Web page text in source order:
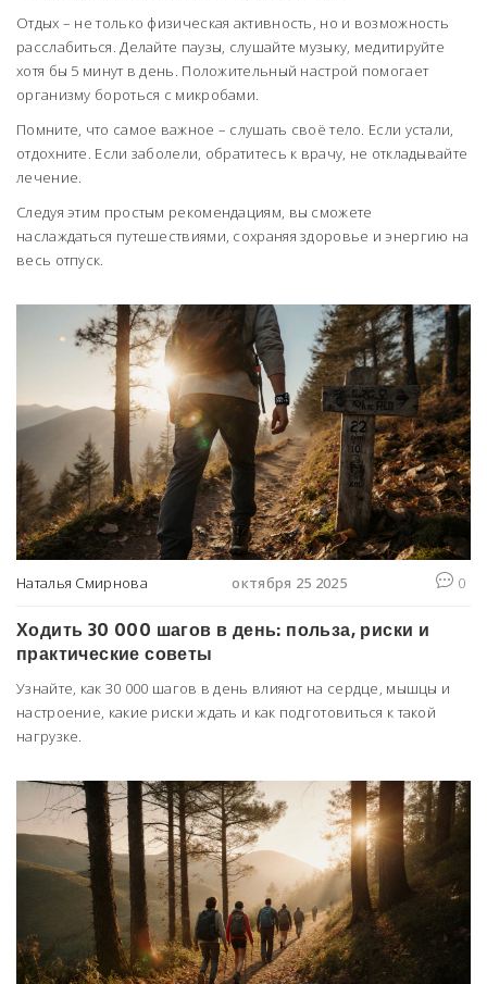
Отдых – не только физическая активность, но и возможность
расслабиться. Делайте паузы, слушайте музыку, медитируйте
хотя бы 5 минут в день. Положительный настрой помогает
организму бороться с микробами.
Помните, что самое важное – слушать своё тело. Если устали,
отдохните. Если заболели, обратитесь к врачу, не откладывайте
лечение.
Следуя этим простым рекомендациям, вы сможете
наслаждаться путешествиями, сохраняя здоровье и энергию на
весь отпуск.
Наталья Смирнова октября 25 2025 0
Ходить 30 000 шагов в день: польза, риски и
практические советы
Узнайте, как 30 000 шагов в день влияют на сердце, мышцы и
настроение, какие риски ждать и как подготовиться к такой
нагрузке.